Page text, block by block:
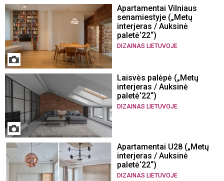
Apartamentai Vilniaus
senamiestyje („Metų
interjeras / Auksinė
paletė‘22“)
DIZAINAS LIETUVOJE
Laisvės palėpė („Metų
interjeras / Auksinė
paletė‘22“)
DIZAINAS LIETUVOJE
Apartamentai U28 („Metų
interjeras / Auksinė
paletė‘22“)
DIZAINAS LIETUVOJE